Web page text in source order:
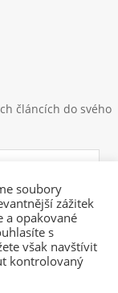
článcích do svého
soubory
zážitek
a opakované
s
však navštívit
kontrolovaný